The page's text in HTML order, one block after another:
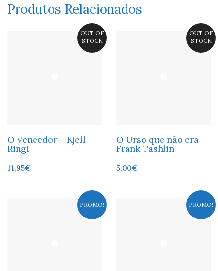
Produtos Relacionados
OUT OF
STOCK
O Vencedor – Kjell
Ringi
11,95€
OUT OF
STOCK
O Urso que não era –
Frank Tashlin
5,00€
PROMO! PROMO!